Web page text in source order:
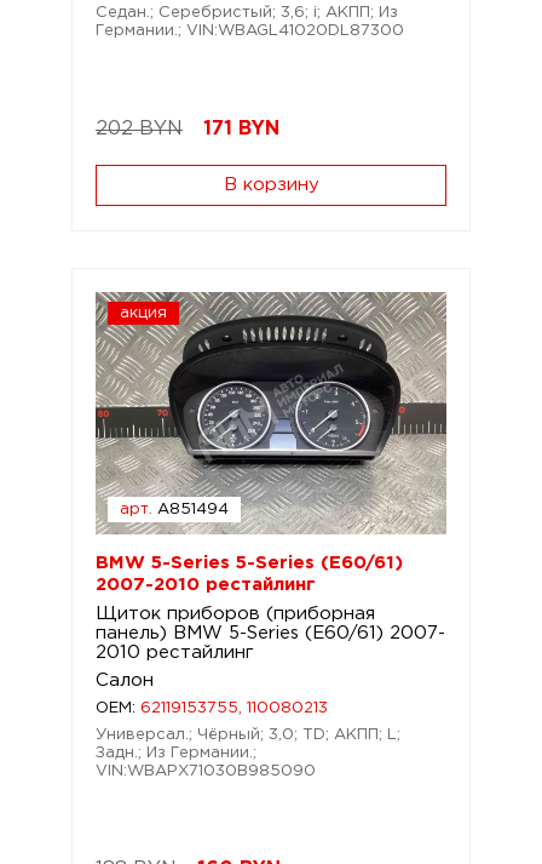
Седан.; Серебристый; 3,6; i; АКПП; Из
Германии.; VIN:WBAGL41020DL87300
202 BYN 171 BYN
В корзину
акция
арт. A851494
BMW 5-Series 5-Series (E60/61)
2007-2010 рестайлинг
Щиток приборов (приборная
панель) BMW 5-Series (E60/61) 2007-
2010 рестайлинг
Салон
OEM: 62119153755, 110080213
Универсал.; Чёрный; 3,0; TD; АКПП; L;
Задн.; Из Германии.;
VIN:WBAPX71030B985090